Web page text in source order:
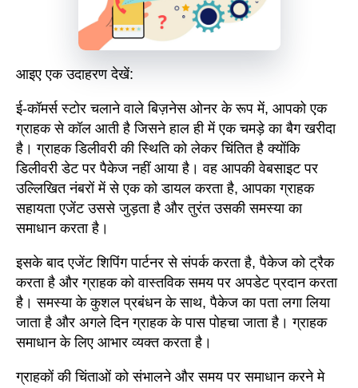
आइए एक उदाहरण देखें:
ई-कॉमर्स स्टोर चलाने वाले बिज़नेस ओनर के रूप में, आपको एक
ग्राहक से कॉल आती है जिसने हाल ही में एक चमड़े का बैग खरीदा
है। ग्राहक डिलीवरी की स्थिति को लेकर चिंतित है क्योंकि
डिलीवरी डेट पर पैकेज नहीं आया है। वह आपकी वेबसाइट पर
उल्लिखित नंबरों में से एक को डायल करता है, आपका ग्राहक
सहायता एजेंट उससे जुड़ता है और तुरंत उसकी समस्या का
समाधान करता है।
इसके बाद एजेंट शिपिंग पार्टनर से संपर्क करता है, पैकेज को ट्रैक
करता है और ग्राहक को वास्तविक समय पर अपडेट प्रदान करता
है। समस्या के कुशल प्रबंधन के साथ, पैकेज का पता लगा लिया
जाता है और अगले दिन ग्राहक के पास पोहचा जाता है। ग्राहक
समाधान के लिए आभार व्यक्त करता है।
ग्राहकों की चिंताओं को संभालने और समय पर समाधान करने मे